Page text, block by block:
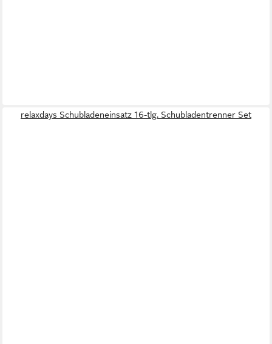
relaxdays Schubladeneinsatz 16-tlg. Schubladentrenner Set